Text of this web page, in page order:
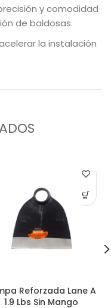
y comodidad
de baldosas.
la instalación
Reforzada Lane A
1.9 Lbs Sin Mango